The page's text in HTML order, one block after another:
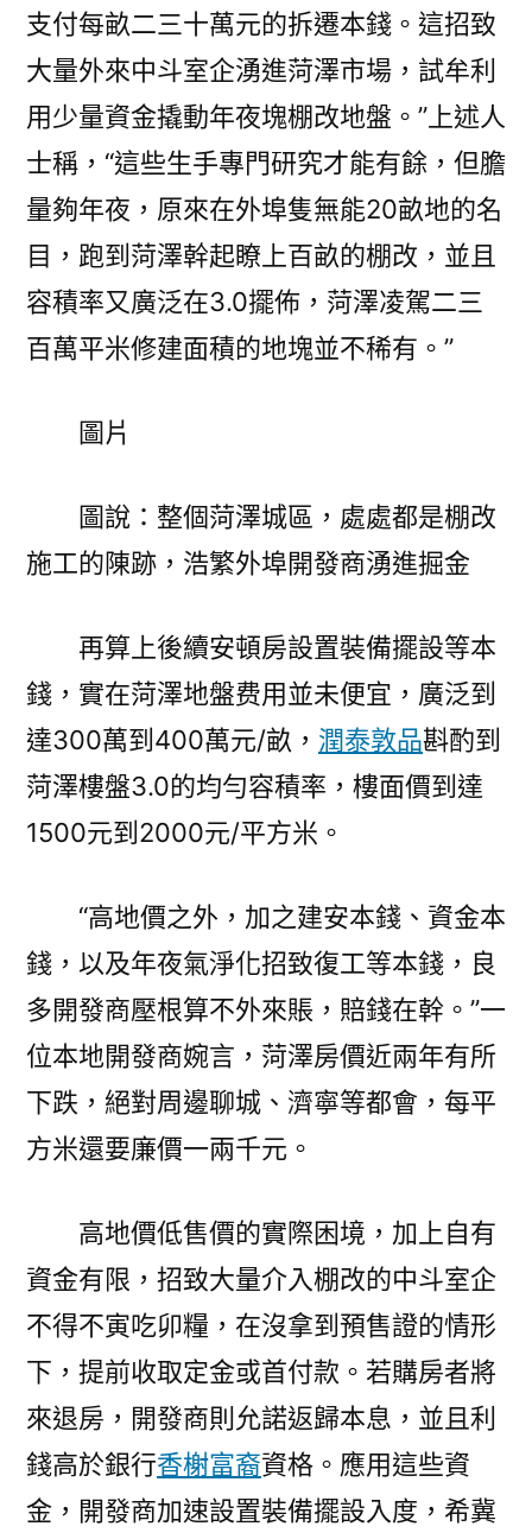
支付每畝二三十萬元的拆遷本錢。這招致
大量外來中斗室企湧進菏澤市場，試牟利
用少量資金撬動年夜塊棚改地盤。”上述人
士稱，“這些生手專門研究才能有餘，但膽
量夠年夜，原來在外埠隻無能20畝地的名
目，跑到菏澤幹起瞭上百畝的棚改，並且
容積率又廣泛在3.0擺佈，菏澤凌駕二三
百萬平米修建面積的地塊並不稀有。”
圖片
圖說：整個菏澤城區，處處都是棚改
施工的陳跡，浩繁外埠開發商湧進掘金
再算上後續安頓房設置裝備擺設等本
錢，實在菏澤地盤费用並未便宜，廣泛到
達300萬到400萬元/畝， 潤泰敦品斟酌到
菏澤樓盤3.0的均勻容積率，樓面價到達
1500元到2000元/平方米。
“高地價之外，加之建安本錢、資金本
錢，以及年夜氣淨化招致復工等本錢，良
多開發商壓根算不外來賬，賠錢在幹。”一
位本地開發商婉言，菏澤房價近兩年有所
下跌，絕對周邊聊城、濟寧等都會，每平
方米還要廉價一兩千元。
高地價低售價的實際困境，加上自有
資金有限，招致大量介入棚改的中斗室企
不得不寅吃卯糧，在沒拿到預售證的情形
下，提前收取定金或首付款。若購房者將
來退房，開發商則允諾返歸本息，並且利
錢高於銀行香榭富裔資格。應用這些資
金，開發商加速設置裝備擺設入度，希冀